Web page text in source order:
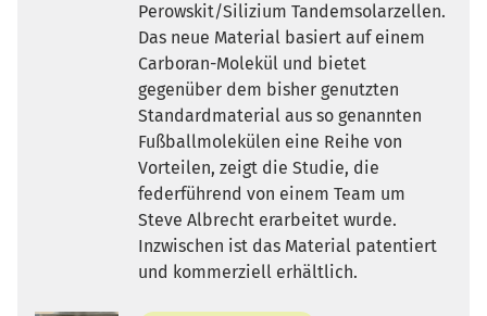
Perowskit/Silizium Tandemsolarzellen.
Das neue Material basiert auf einem
Carboran-Molekül und bietet
gegenüber dem bisher genutzten
Standardmaterial aus so genannten
Fußballmolekülen eine Reihe von
Vorteilen, zeigt die Studie, die
federführend von einem Team um
Steve Albrecht erarbeitet wurde.
Inzwischen ist das Material patentiert
und kommerziell erhältlich.